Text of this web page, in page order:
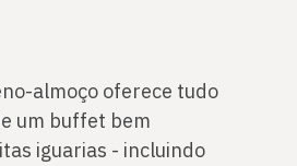
almoço oferece tudo
um buffet bem
iguarias - incluindo